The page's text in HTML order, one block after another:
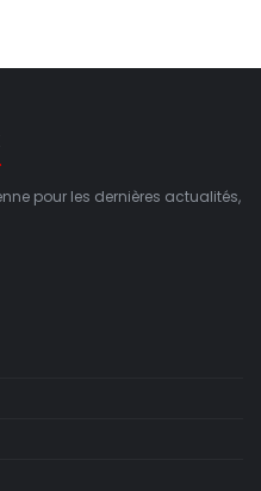
pour les dernières actualités,